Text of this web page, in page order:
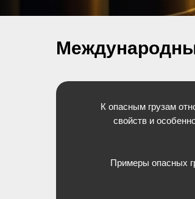
К опасным грузам
свойств и
Примеры опасных